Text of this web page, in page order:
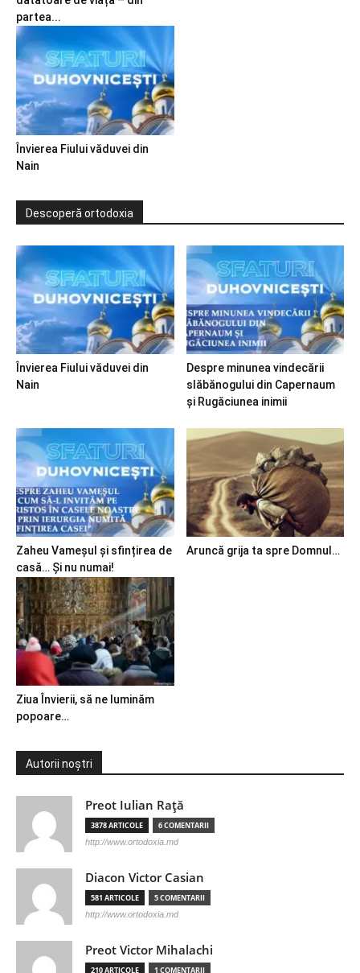
partea...
Învierea Fiului văduvei din
Nain
Descoperă ortodoxia
Învierea Fiului văduvei din
Nain
Despre minunea vindecării
slăbănogului din Capernaum
și Rugăciunea inimii
Zaheu Vameșul și sfințirea de
casă… Și nu numai!
Aruncă grija ta spre Domnul…
Ziua Învierii, să ne luminăm
popoare…
Autorii noștri
Preot Iulian Raţă
3878 ARTICOLE 6 COMENTARII
http://www.ortodoxia.md
Diacon Victor Casian
581 ARTICOLE 5 COMENTARII
http://www.ortodoxia.md
Preot Victor Mihalachi
210 ARTICOLE 1 COMENTARII